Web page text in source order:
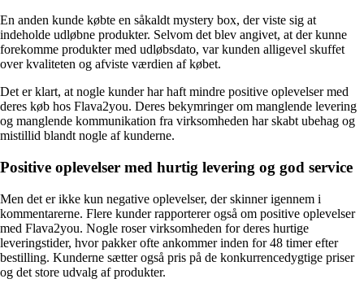
En anden kunde købte en såkaldt mystery box, der viste sig at
indeholde udløbne produkter. Selvom det blev angivet, at der kunne
forekomme produkter med udløbsdato, var kunden alligevel skuffet
over kvaliteten og afviste værdien af ​​købet.
Det er klart, at nogle kunder har haft mindre positive oplevelser med
deres køb hos Flava2you. Deres bekymringer om manglende levering
og manglende kommunikation fra virksomheden har skabt ubehag og
mistillid blandt nogle af kunderne.
Positive oplevelser med hurtig levering og god service
Men det er ikke kun negative oplevelser, der skinner igennem i
kommentarerne. Flere kunder rapporterer også om positive oplevelser
med Flava2you. Nogle roser virksomheden for deres hurtige
leveringstider, hvor pakker ofte ankommer inden for 48 timer efter
bestilling. Kunderne sætter også pris på de konkurrencedygtige priser
og det store udvalg af produkter.